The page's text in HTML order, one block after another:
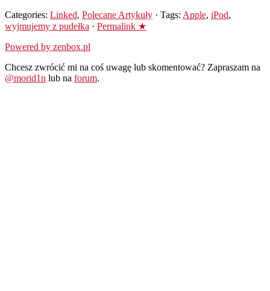
Categories: Linked, Polecane Artykuły · Tags: Apple, iPod,
wyjmujemy z pudełka · Permalink ★
Powered by zenbox.pl
Chcesz zwrócić mi na coś uwagę lub skomentować? Zapraszam na
@morid1n lub na forum.